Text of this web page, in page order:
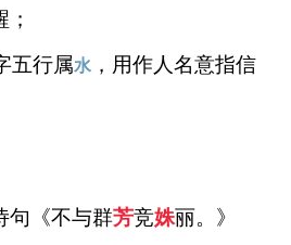
五行属水，用作人名意指信
《不与群芳竞姝丽。》